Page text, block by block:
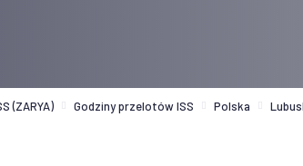
(ZARYA) Godziny przelotów ISS Polska